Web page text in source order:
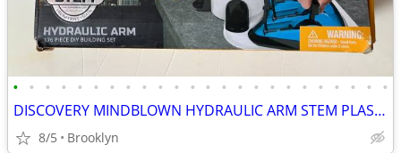
• • • • • • • • • • • • • • • • • • • • • • • •
DISCOVERY MINDBLOWN HYDRAULIC ARM STEM PLASTIC DIY BUILDING KIT SET
8/5 Brooklyn